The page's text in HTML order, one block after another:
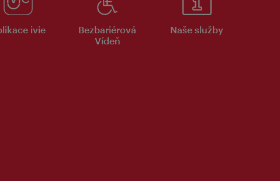
ivie
Bezbariérová
Vídeň
Naše služby